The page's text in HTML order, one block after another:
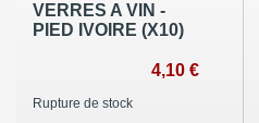
VERRES A VIN -
PIED IVOIRE (X10)
4,10 €
Rupture de stock